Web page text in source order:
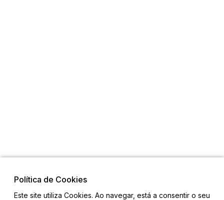
Política de Cookies
Este site utiliza Cookies. Ao navegar, está a consentir o seu